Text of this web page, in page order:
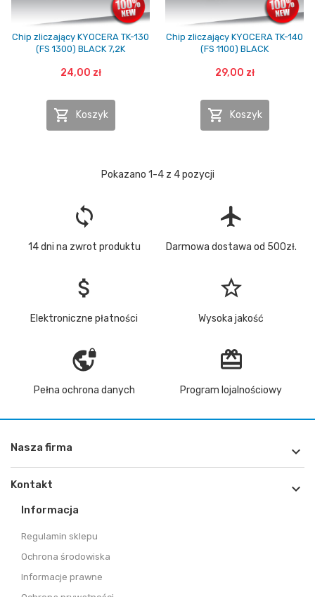
Chip zliczający KYOCERA TK-130
(FS 1300) BLACK 7,2K
24,00 zł
 Koszyk
Chip zliczający KYOCERA TK-140
(FS 1100) BLACK
29,00 zł
 Koszyk
Pokazano 1-4 z 4 pozycji
loop
14 dni na zwrot produktu
flight
Darmowa dostawa od 500zł.
attach_money
Elektroniczne płatności
star_border
Wysoka jakość
vpn_lock
Pełna ochrona danych
redeem
Program lojalnościowy
Nasza firma 
Kontakt 
Informacja
Regulamin sklepu
Ochrona środowiska
Informacje prawne